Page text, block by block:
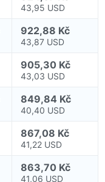
43,95 USD
922,88 Kč
43,87 USD
905,30 Kč
43,03 USD
849,84 Kč
40,40 USD
867,08 Kč
41,22 USD
863,70 Kč
41,06 USD